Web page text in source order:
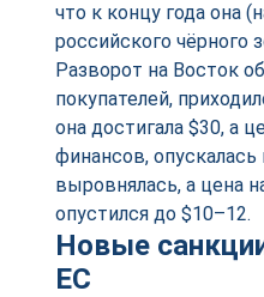
что к концу года она
российского чёрного
Разворот на Восток
покупателей,
она достигала $30, а
финансов,
выровнялась, а цена
опустился до $10–12.
Новые
ЕС